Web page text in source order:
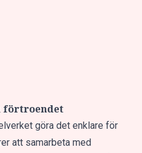
förtroendet
göra det enklare för
att samarbeta med